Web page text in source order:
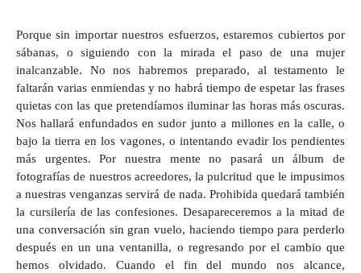
Porque sin importar nuestros esfuerzos, estaremos cubiertos por
sábanas, o siguiendo con la mirada el paso de una mujer
inalcanzable. No nos habremos preparado, al testamento le
faltarán varias enmiendas y no habrá tiempo de espetar las frases
quietas con las que pretendíamos iluminar las horas más oscuras.
Nos hallará enfundados en sudor junto a millones en la calle, o
bajo la tierra en los vagones, o intentando evadir los pendientes
más urgentes. Por nuestra mente no pasará un álbum de
fotografías de nuestros acreedores, la pulcritud que le impusimos
a nuestras venganzas servirá de nada. Prohibida quedará también
la cursilería de las confesiones. Desapareceremos a la mitad de
una conversación sin gran vuelo, haciendo tiempo para perderlo
después en un una ventanilla, o regresando por el cambio que
hemos olvidado. Cuando el fin del mundo nos alcance,